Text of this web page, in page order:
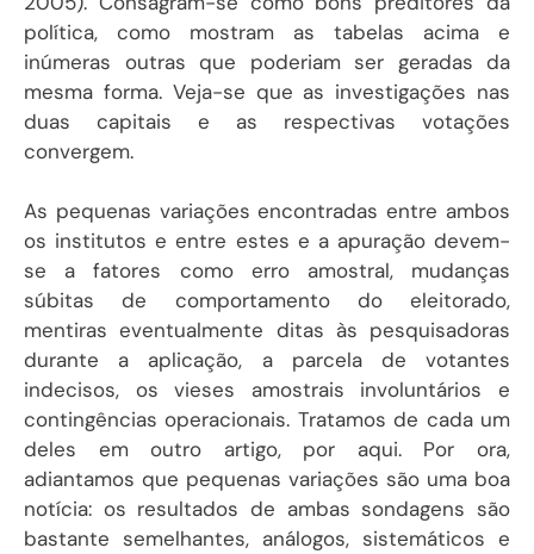
política, como mostram as tabelas acima e
inúmeras outras que poderiam ser geradas da
mesma forma. Veja-se que as investigações nas
duas capitais e as respectivas votações
convergem.
As pequenas variações encontradas entre ambos
os institutos e entre estes e a apuração devem-
se a fatores como erro amostral, mudanças
súbitas de comportamento do eleitorado,
mentiras eventualmente ditas às pesquisadoras
durante a aplicação, a parcela de votantes
indecisos, os vieses amostrais involuntários e
contingências operacionais. Tratamos de cada um
deles em outro artigo, por aqui. Por ora,
adiantamos que pequenas variações são uma boa
notícia: os resultados de ambas sondagens são
bastante semelhantes, análogos, sistemáticos e